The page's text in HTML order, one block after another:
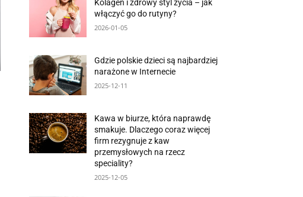
Kolagen i zdrowy styl życia – jak
włączyć go do rutyny?
2026-01-05
Gdzie polskie dzieci są najbardziej
narażone w Internecie
2025-12-11
Kawa w biurze, która naprawdę
smakuje. Dlaczego coraz więcej
firm rezygnuje z kaw
przemysłowych na rzecz
speciality?
2025-12-05